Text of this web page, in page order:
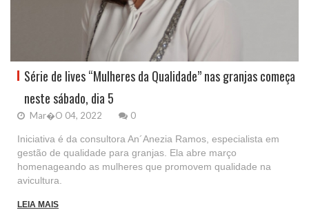
Série de lives “Mulheres da Qualidade” nas granjas começa
neste sábado, dia 5
Mar�o 04, 2022 0
Iniciativa é da consultora An´Anezia Ramos, especialista em
gestão de qualidade para granjas. Ela abre março
homenageando as mulheres que promovem qualidade na
avicultura.
LEIA MAIS